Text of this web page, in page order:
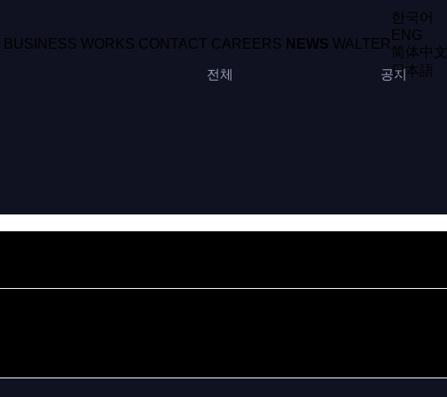
BUSINESS WORKS CONTACT CAREERS NEWS WALTER
한국어
ENG
简体中文
日本語
전체 공지